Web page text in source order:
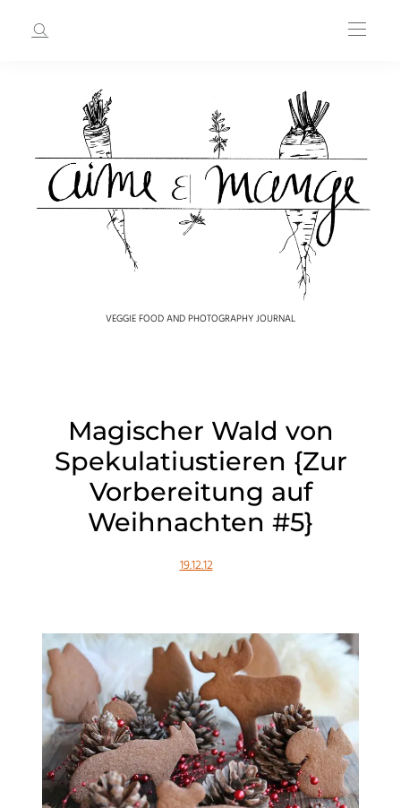
VEGGIE FOOD AND PHOTOGRAPHY JOURNAL
Magischer Wald von
Spekulatiustieren {Zur
Vorbereitung auf
Weihnachten #5}
19.12.12